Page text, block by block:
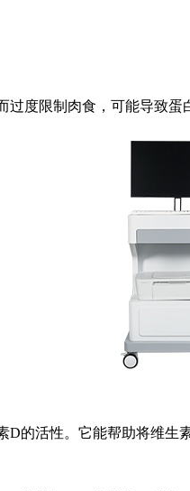
度限制肉食，可能导致
的活性。它能帮助将维